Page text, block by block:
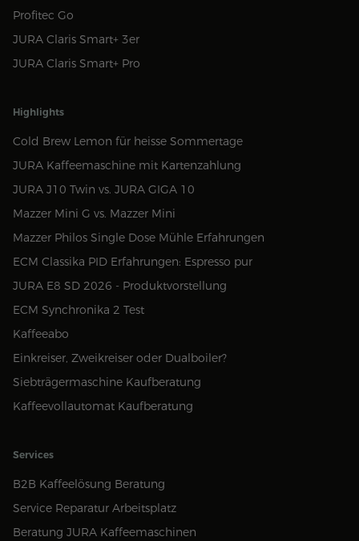
Profitec Go
JURA Claris Smart+ 3er
JURA Claris Smart+ Pro
Highlights
Cold Brew Lemon für heisse Sommertage
JURA Kaffeemaschine mit Kartenzahlung
JURA J10 Twin vs. JURA GIGA 10
Mazzer Mini G vs. Mazzer Mini
Mazzer Philos Single Dose Mühle Erfahrungen
ECM Classika PID Erfahrungen: Espresso pur
JURA E8 SD 2026 - Produktvorstellung
ECM Synchronika 2 Test
Kaffeeabo
Einkreiser, Zweikreiser oder Dualboiler?
Siebträgermaschine Kaufberatung
Kaffeevollautomat Kaufberatung
Services
B2B Kaffeelösung Beratung
Service Reparatur Arbeitsplatz
Beratung JURA Kaffeemaschinen